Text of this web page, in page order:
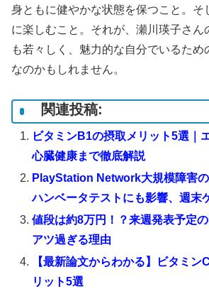
身ともに健やかな状態を保つこと。そ
に楽しむこと。それが、瀬川瑛子さん
も若々しく、魅力的な自分でいるた
なのかもしれません。
関連投稿:
ビタミンB1の摂取メリット5選｜
心臓健康まで徹底解説
PlayStation Network大規模障害
ハンベータテストにも影響、週末
値段は約8万円！？来週発表予定
アツ過ぎる理由
【最新論文からわかる】ビタミン
リット5選